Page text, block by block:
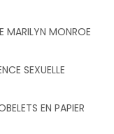
MARILYN MONROE
SEXUELLE
EN PAPIER